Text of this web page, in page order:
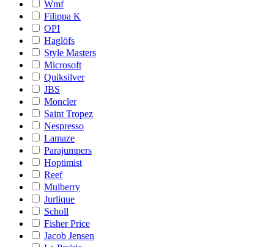
Wmf
Filippa K
OPI
Haglöfs
Style Masters
Microsoft
Quiksilver
JBS
Moncler
Saint Tropez
Nespresso
Lamaze
Parajumpers
Hoptimist
Reef
Mulberry
Jurlique
Scholl
Fisher Price
Jacob Jensen